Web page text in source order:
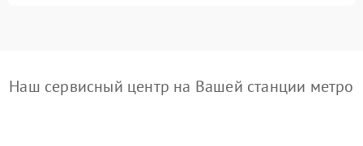
Наш сервисный центр на Вашей станции метро